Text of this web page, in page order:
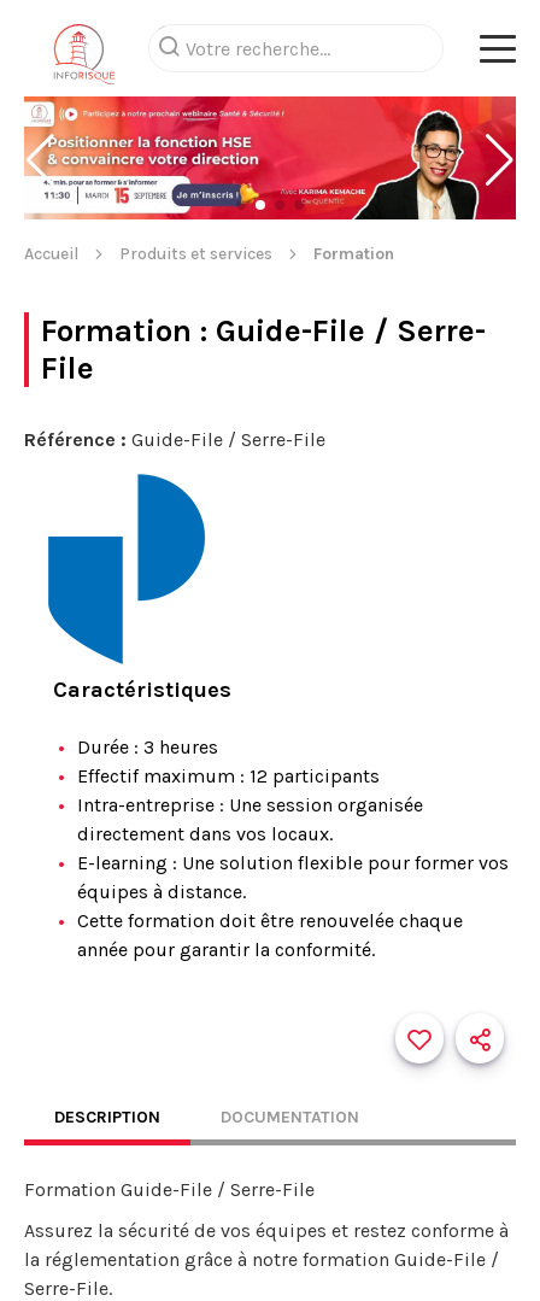
Accueil Produits et services Formation
Formation : Guide-File / Serre-
File
Référence : Guide-File / Serre-File
Caractéristiques
Durée : 3 heures
Effectif maximum : 12 participants
Intra-entreprise : Une session organisée
directement dans vos locaux.
E-learning : Une solution flexible pour former vos
équipes à distance.
Cette formation doit être renouvelée chaque
année pour garantir la conformité.
DESCRIPTION DOCUMENTATION
Formation Guide-File / Serre-File
Assurez la sécurité de vos équipes et restez conforme à
la réglementation grâce à notre formation Guide-File /
Serre-File.